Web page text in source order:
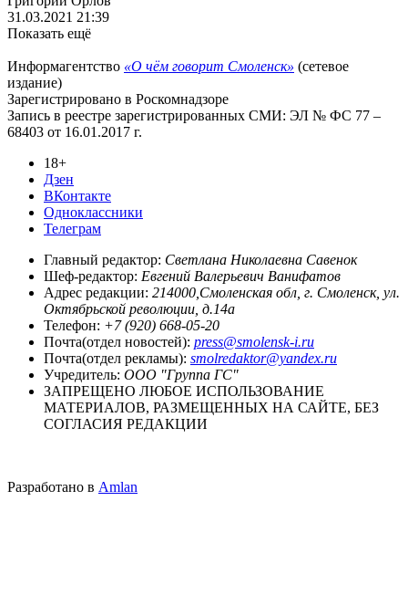
31.03.2021 21:39
Показать ещё
Информагентство «О чём говорит Смоленск» (сетевое
издание)
Зарегистрировано в Роскомнадзоре
Запись в реестре зарегистрированных СМИ: ЭЛ № ФС 77 –
68403 от 16.01.2017 г.
18+
Дзен
ВКонтакте
Одноклассники
Телеграм
Главный редактор: Светлана Николаевна Савенок
Шеф-редактор: Евгений Валерьевич Ванифатов
Адрес редакции: 214000,Смоленская обл, г. Смоленск, ул.
Октябрьской революции, д.14а
Телефон: +7 (920) 668-05-20
Почта(отдел новостей): press@smolensk-i.ru
Почта(отдел рекламы): smolredaktor@yandex.ru
Учредитель: ООО "Группа ГС"
ЗАПРЕЩЕНО ЛЮБОЕ ИСПОЛЬЗОВАНИЕ
МАТЕРИАЛОВ, РАЗМЕЩЕННЫХ НА САЙТЕ, БЕЗ
СОГЛАСИЯ РЕДАКЦИИ
Разработано в Amlan